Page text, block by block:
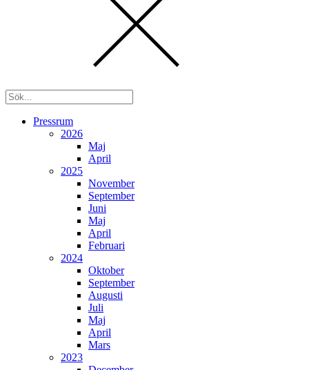
Pressrum
2026
Maj
April
2025
November
September
Juni
Maj
April
Februari
2024
Oktober
September
Augusti
Juli
Maj
April
Mars
2023